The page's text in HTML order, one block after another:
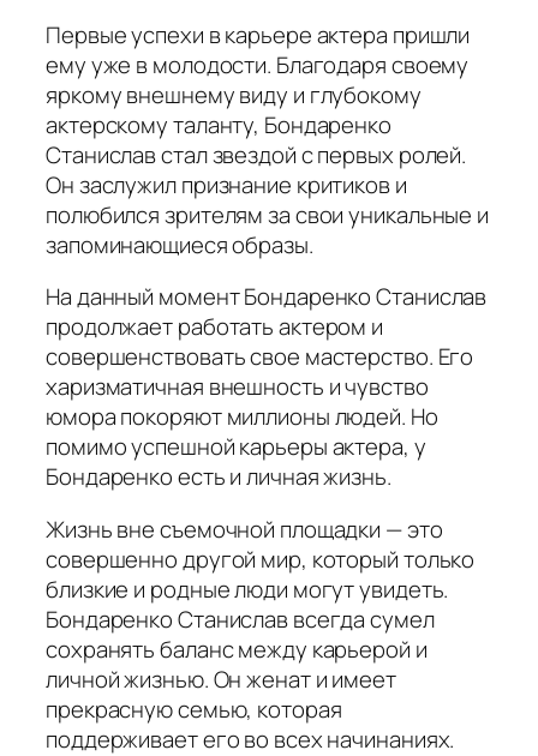
Первые успехи в карьере актера пришли
ему уже в молодости. Благодаря своему
яркому внешнему виду и глубокому
актерскому таланту, Бондаренко
Станислав стал звездой с первых ролей.
Он заслужил признание критиков и
полюбился зрителям за свои уникальные и
запоминающиеся образы.
На данный момент Бондаренко Станислав
продолжает работать актером и
совершенствовать свое мастерство. Его
харизматичная внешность и чувство
юмора покоряют миллионы людей. Но
помимо успешной карьеры актера, у
Бондаренко есть и личная жизнь.
Жизнь вне съемочной площадки — это
совершенно другой мир, который только
близкие и родные люди могут увидеть.
Бондаренко Станислав всегда сумел
сохранять баланс между карьерой и
личной жизнью. Он женат и имеет
прекрасную семью, которая
поддерживает его во всех начинаниях.